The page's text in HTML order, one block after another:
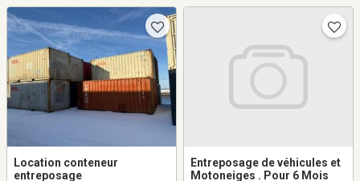
Location conteneur
entreposage
Entreposage de véhicules et
Motoneiges . Pour 6 Mois